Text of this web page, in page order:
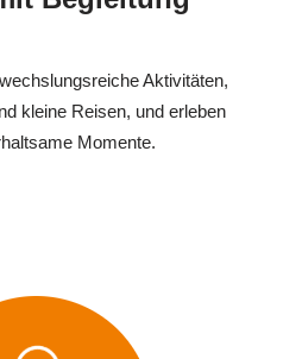
Aktivitäten,
kleine Reisen, und erleben
Momente.